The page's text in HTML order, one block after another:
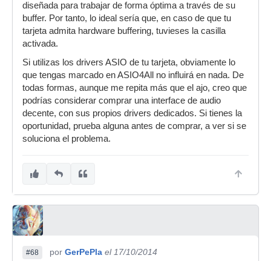
diseñada para trabajar de forma óptima a través de su
buffer. Por tanto, lo ideal sería que, en caso de que tu
tarjeta admita hardware buffering, tuvieses la casilla
activada.
Si utilizas los drivers ASIO de tu tarjeta, obviamente lo
que tengas marcado en ASIO4All no influirá en nada. De
todas formas, aunque me repita más que el ajo, creo que
podrías considerar comprar una interface de audio
decente, con sus propios drivers dedicados. Si tienes la
oportunidad, prueba alguna antes de comprar, a ver si se
soluciona el problema.
#68 por GerPePla el 17/10/2014